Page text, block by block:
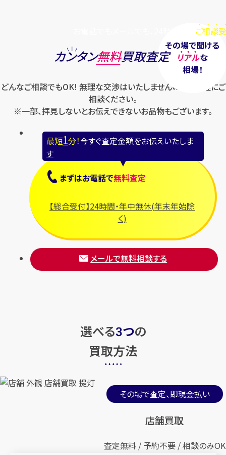
ご相談
その場で聞ける
リアルな
相場！
カンタン無料買取査定
どんなご相談でもOK! 無理な交渉はいたしませんのでお気軽にご
相談ください。
※一部、拝見しないとお伝えできないお品物もございます。
最短1分！今すぐ査定金額をお伝えいたしま
す
まずはお電話で無料査定
【総合受付】24時間・年中無休(年末年始除
く)
メールで無料相談する
選べる3つの
買取方法
その場で査定、即現金払い
店舗買取
査定無料 / 予約不要 / 相談のみOK